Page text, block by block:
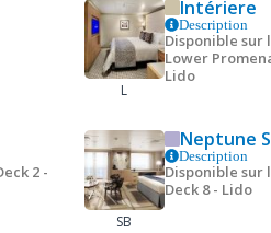
L
Intériere
Description
Disponible sur
Lower
Lido
2 -
SB
Neptune
Description
Disponible sur
Deck 8 - Lido